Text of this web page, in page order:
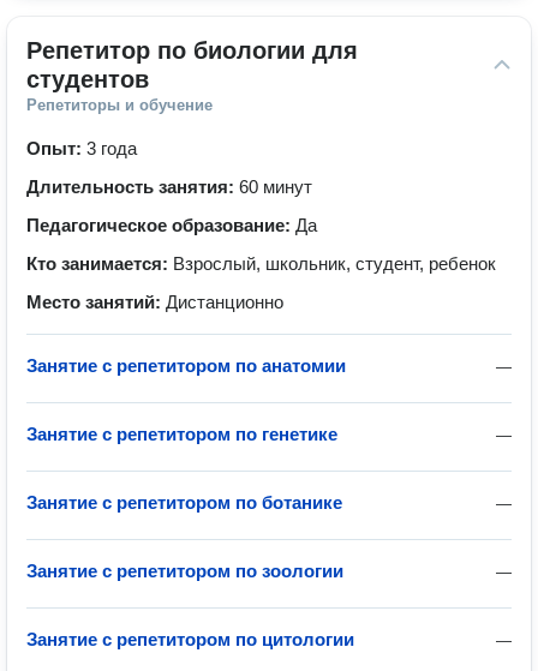
Репетитор по биологии для
студентов
Репетиторы и обучение
Опыт: 3 года
Длительность занятия: 60 минут
Педагогическое образование: Да
Кто занимается: Взрослый, школьник, студент, ребенок
Место занятий: Дистанционно
—
Занятие с репетитором по анатомии
—
Занятие с репетитором по генетике
—
Занятие с репетитором по ботанике
—
Занятие с репетитором по зоологии
—
Занятие с репетитором по цитологии